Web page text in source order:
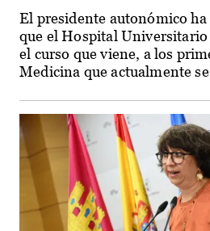
El presidente autonómico
que el Hospital Universitario
el curso que viene, a los
Medicina que actualmente